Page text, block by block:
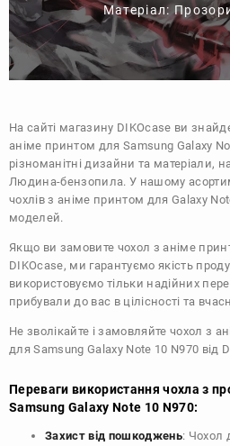
Матеріал:
На сайті магазину DIKOcase ви
аніме принтом для Samsung Galaxy
різноманітні дизайни та матеріали,
Людина-бензопила. У нашому
чохлів з аніме принтом для Galaxy
моделей.
Якщо ви замовите чохол з аніме
DIKOcase, ми гарантуємо якість
використовуємо тільки надійних
прибували до вас в цілісності та
Не зволікайте і замовляйте чохол з
для Samsung Galaxy Note 10 N970 від
Переваги використання чохла з
Samsung Galaxy Note 10 N970:
Захист від пошкоджень: Чохол